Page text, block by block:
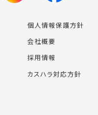
個人情報保護方針
会社概要
採用情報
カスハラ対応方針